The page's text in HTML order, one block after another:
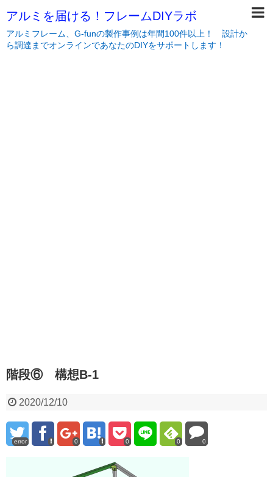
アルミを届ける！フレームDIYラボ
アルミフレーム、G-funの製作事例は年間100件以上！ 設計か
ら調達までオンラインであなたのDIYをサポートします！
階段⑥ 構想B-1
2020/12/10
error 0 0 0 0